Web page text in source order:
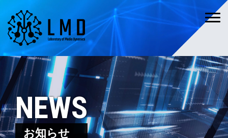
NEWS
お知らせ